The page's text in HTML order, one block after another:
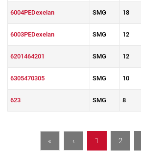
6004PEDexelan SMG 18
6003PEDexelan SMG 12
6201464201 SMG 12
6305470305 SMG 10
623 SMG 8
« ‹ 1 2